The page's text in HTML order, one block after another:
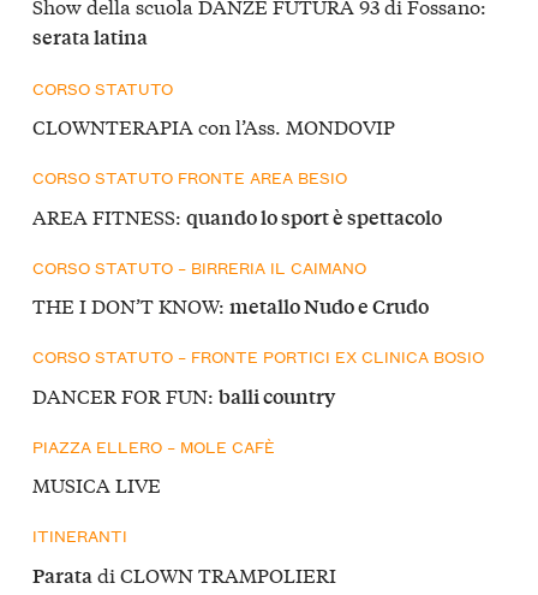
Show della scuola DANZE FUTURA 93 di Fossano:
serata latina
CORSO STATUTO
CLOWNTERAPIA con l’Ass. MONDOVIP
CORSO STATUTO FRONTE AREA BESIO
AREA FITNESS: quando lo sport è spettacolo
CORSO STATUTO – BIRRERIA IL CAIMANO
THE I DON’T KNOW: metallo Nudo e Crudo
CORSO STATUTO – FRONTE PORTICI EX CLINICA BOSIO
DANCER FOR FUN: balli country
PIAZZA ELLERO – MOLE CAFÈ
MUSICA LIVE
ITINERANTI
Paratadi CLOWN TRAMPOLIERI